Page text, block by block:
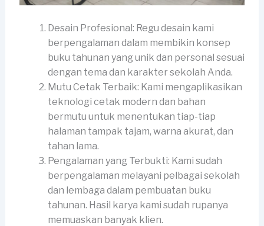
Desain Profesional: Regu desain kami
berpengalaman dalam membikin konsep
buku tahunan yang unik dan personal sesuai
dengan tema dan karakter sekolah Anda.
Mutu Cetak Terbaik: Kami mengaplikasikan
teknologi cetak modern dan bahan
bermutu untuk menentukan tiap-tiap
halaman tampak tajam, warna akurat, dan
tahan lama.
Pengalaman yang Terbukti: Kami sudah
berpengalaman melayani pelbagai sekolah
dan lembaga dalam pembuatan buku
tahunan. Hasil karya kami sudah rupanya
memuaskan banyak klien.